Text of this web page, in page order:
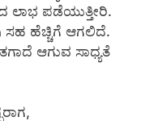
ಲಾಭ ಪಡೆಯುತ್ತೀರಿ.
ಸಹ ಹೆಚ್ಚಿಗೆ ಆಗಲಿದೆ.
ಆಗುವ ಸಾಧ್ಯತೆ